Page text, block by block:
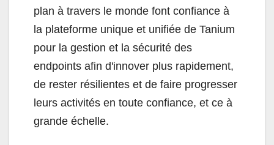
plan à travers le monde font confiance à
la plateforme unique et unifiée de Tanium
pour la gestion et la sécurité des
endpoints afin d'innover plus rapidement,
de rester résilientes et de faire progresser
leurs activités en toute confiance, et ce à
grande échelle.